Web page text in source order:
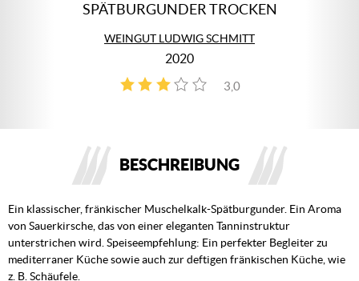
SPÄTBURGUNDER TROCKEN
WEINGUT LUDWIG SCHMITT
2020
3,0
1
BESCHREIBUNG
Ein klassischer, fränkischer Muschelkalk-Spätburgunder. Ein Aroma
von Sauerkirsche, das von einer eleganten Tanninstruktur
unterstrichen wird. Speiseempfehlung: Ein perfekter Begleiter zu
mediterraner Küche sowie auch zur deftigen fränkischen Küche, wie
z. B. Schäufele.